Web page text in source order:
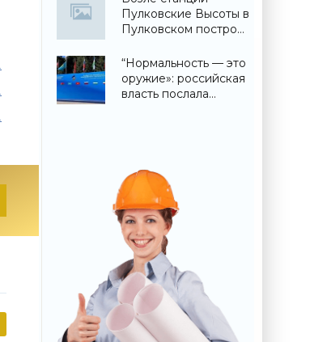
строительства»
Пулковские Высоты в
Пулковском построят
«Свежие новости
строительства»
“Нормальность — это
оружие»: российская
власть послала